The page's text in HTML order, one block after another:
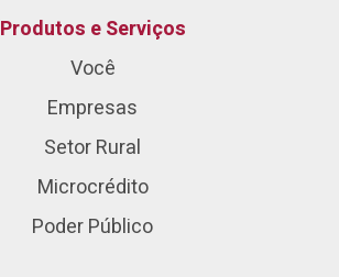
Produtos e Serviços
Você
Empresas
Setor Rural
Microcrédito
Poder Público